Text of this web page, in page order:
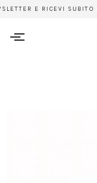
E RICEVI SUBITO